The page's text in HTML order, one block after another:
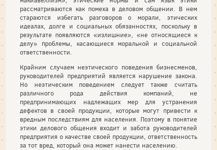
рассматриваются как помеха в деловом общении. В нем
стараются избегать разговоров о морали, этических
идеалах, долге и социальных обязанностях, поскольку в
результате появляются «излишние», «не относящиеся к
делу» проблемы, касающиеся моральной и социальной
ответственности.
Крайним случаем неэтического поведения бизнесменов,
руководителей предприятий является нарушение закона.
Но неэтическим поведением следует также считать
различного рода действия компаний, не
предпринимающих надлежащих мер для устранения
дефектов в своей продукции, которые могут привести к
вредным последствиям для населения. Поэтому в понятие
этики делового общения входит и забота руководителей
предприятия о качестве своей продукции, ответственность
за тот вред, который она может нанести населению.